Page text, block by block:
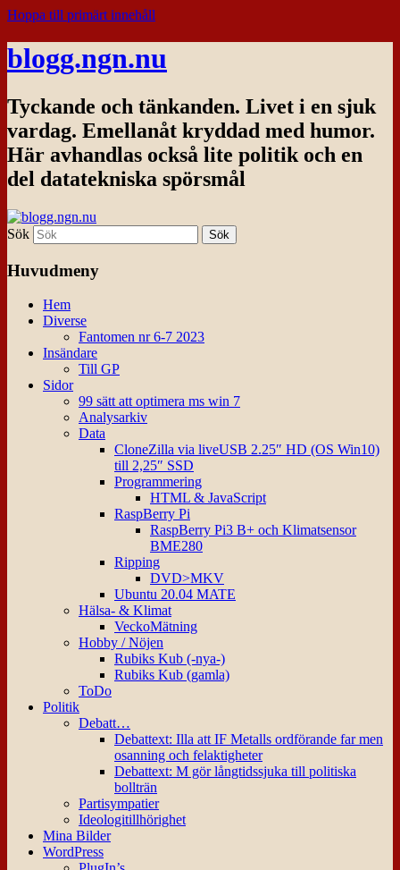
Hoppa till primärt innehåll
blogg.ngn.nu
Tyckande och tänkanden. Livet i en sjuk
vardag. Emellanåt kryddad med humor.
Här avhandlas också lite politik och en
del datatekniska spörsmål
Sök
Huvudmeny
Hem
Diverse
Fantomen nr 6-7 2023
Insändare
Till GP
Sidor
99 sätt att optimera ms win 7
Analysarkiv
Data
CloneZilla via liveUSB 2.25″ HD (OS Win10)
till 2,25″ SSD
Programmering
HTML & JavaScript
RaspBerry Pi
RaspBerry Pi3 B+ och Klimatsensor
BME280
Ripping
DVD>MKV
Ubuntu 20.04 MATE
Hälsa- & Klimat
VeckoMätning
Hobby / Nöjen
Rubiks Kub (-nya-)
Rubiks Kub (gamla)
ToDo
Politik
Debatt…
Debattext: Illa att IF Metalls ordförande far men
osanning och felaktigheter
Debattext: M gör långtidssjuka till politiska
bollträn
Partisympatier
Ideologitillhörighet
Mina Bilder
WordPress